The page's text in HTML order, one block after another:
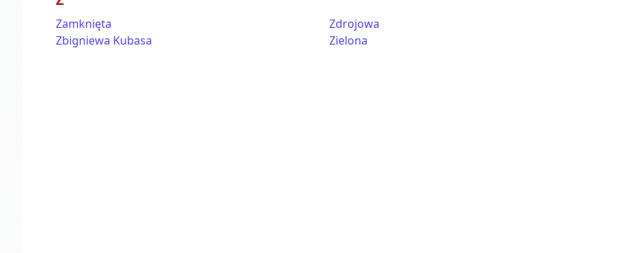
Zamknięta
Zbigniewa Kubasa
Zdrojowa
Zielona